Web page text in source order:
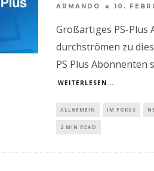
ARMANDO 10.
Großartiges PS-Plus
durchströmen zu
PS Plus
WEITERLESEN...
ALLGEMEIN IM FOKUS
2 MIN READ